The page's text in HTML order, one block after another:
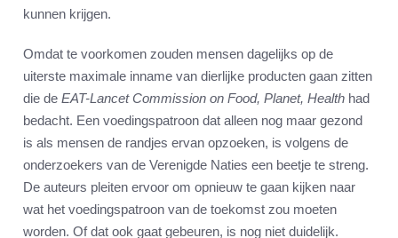
kunnen krijgen.
Omdat te voorkomen zouden mensen dagelijks op de
uiterste maximale inname van dierlijke producten gaan zitten
die de EAT-Lancet Commission on Food, Planet, Health had
bedacht. Een voedingspatroon dat alleen nog maar gezond
is als mensen de randjes ervan opzoeken, is volgens de
onderzoekers van de Verenigde Naties een beetje te streng.
De auteurs pleiten ervoor om opnieuw te gaan kijken naar
wat het voedingspatroon van de toekomst zou moeten
worden. Of dat ook gaat gebeuren, is nog niet duidelijk.